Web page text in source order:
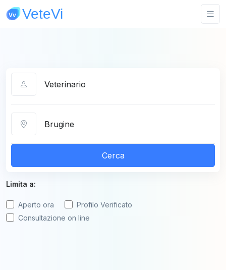
Cerca
Limita a:
Aperto ora
Profilo Verificato
Consultazione on line